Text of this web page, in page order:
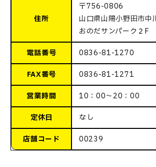
住所
〒756-0806
山口県山陽小野田市
おのだサンパーク２F
電話番号 0836-81-1270
FAX番号 0836-81-1271
営業時間 10：00～20：00
定休日 なし
店舗コード 00239